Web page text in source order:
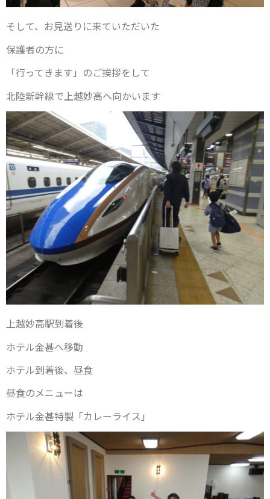
そして、お見送りに来ていただいた
保護者の方に
「行ってきます」のご挨拶をして
北陸新幹線で上越妙高へ向かいます
上越妙高駅到着後
ホテル金甚へ移動
ホテル到着後、昼食
昼食のメニューは
ホテル金甚特製「カレーライス」